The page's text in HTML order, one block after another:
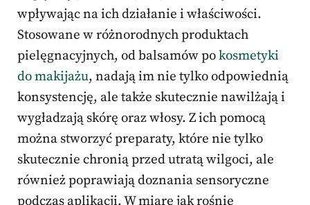
wpływając na ich działanie i właściwości.
Stosowane w różnorodnych produktach
pielęgnacyjnych, od balsamów pokosmetyki
do makijażu, nadają im nie tylko odpowiednią
konsystencję, ale także skutecznie nawilżają i
wygładzają skórę oraz włosy. Z ich pomocą
można stworzyć preparaty, które nie tylko
skutecznie chronią przed utratą wilgoci, ale
również poprawiają doznania sensoryczne
podczas aplikacji. W miarę jak rośnie